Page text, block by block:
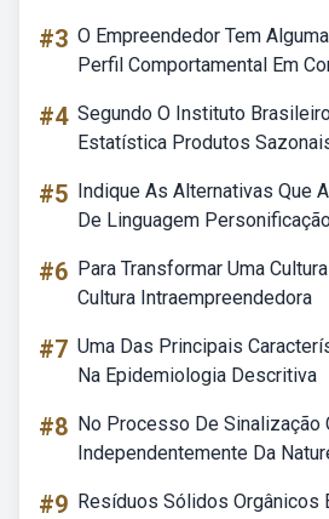
#3 O Empreendedor Tem
Perfil Comportamental Em
#4 Segundo O Instituto
Estatística Produtos
#5 Indique As Alternativas Que
De Linguagem
#6 Para Transformar Uma
Cultura Intraempreendedora
#7 Uma Das Principais
Na Epidemiologia Descritiva
#8 No Processo De Sinalização
Independentemente Da
#9 Resíduos Sólidos Orgânicos